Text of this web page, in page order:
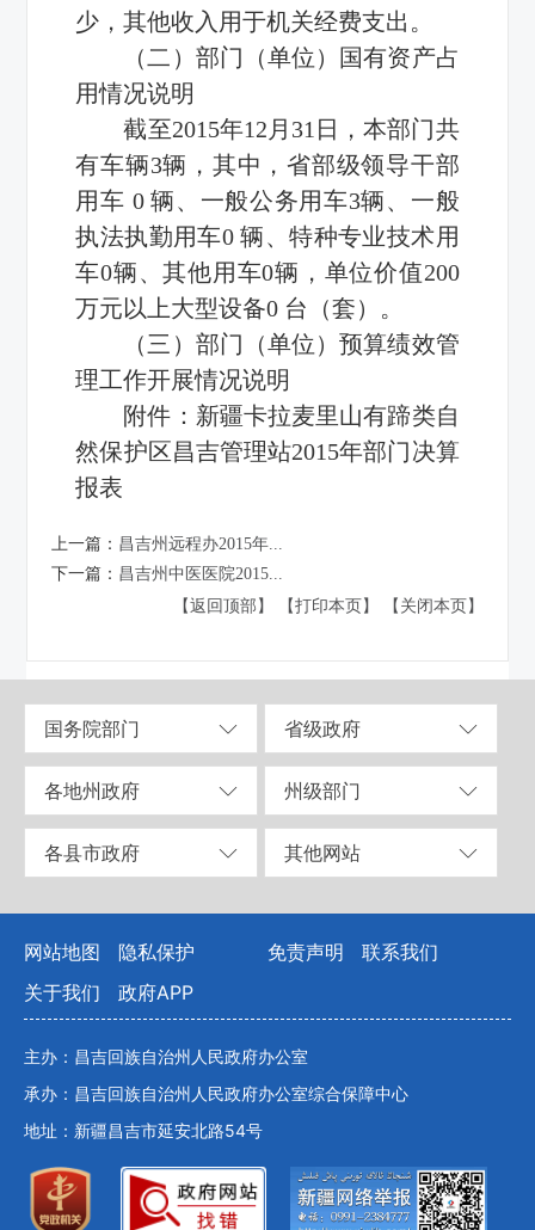
少，其他收入用于机关经费支出。
（二）部门（单位）国有资产占
用情况说明
截至2015年12月31日，本部门共
有车辆3辆，其中，省部级领导干部
用车 0 辆、一般公务用车3辆、一般
执法执勤用车0 辆、特种专业技术用
车0辆、其他用车0辆，单位价值200
万元以上大型设备0 台（套）。
（三）部门（单位）预算绩效管
理工作开展情况说明
附件： 新疆卡拉麦里山有蹄类自
然保护区昌吉管理站2015年部门决算
报表
上一篇： 昌吉州远程办2015年...
下一篇： 昌吉州中医医院2015...
【返回顶部】
【打印本页】 【关闭本页】
国务院部门 省级政府
各地州政府 州级部门
各县市政府 其他网站
网站地图 隐私保护 免责声明
联系我们
关于我们
政府APP
主办：昌吉回族自治州人民政府办公室
承办：昌吉回族自治州人民政府办公室综合保障中心
地址：新疆昌吉市延安北路54号